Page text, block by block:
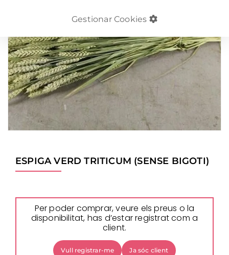
ESPIGA VERD TRITICUM (SENSE BIGOTI)
Per poder comprar, veure els preus o la
disponibilitat, has d’estar registrat com a
client.
Vull registrar-me Ja sóc client
Gestionar Cookies